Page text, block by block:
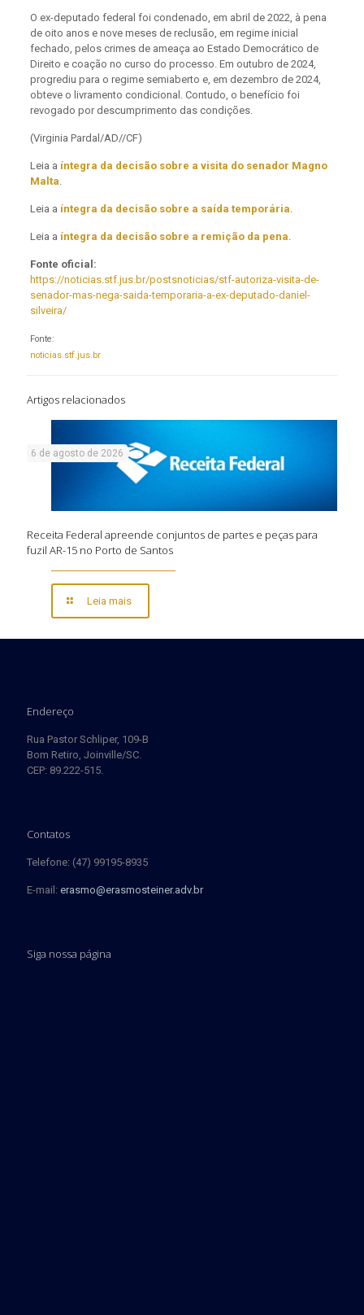
O ex-deputado federal foi condenado, em abril de 2022, à pena
de oito anos e nove meses de reclusão, em regime inicial
fechado, pelos crimes de ameaça ao Estado Democrático de
Direito e coação no curso do processo. Em outubro de 2024,
progrediu para o regime semiaberto e, em dezembro de 2024,
obteve o livramento condicional. Contudo, o benefício foi
revogado por descumprimento das condições.
(Virginia Pardal/AD//CF)
Leia a íntegra da decisão sobre a visita do senador Magno
Malta.
Leia a íntegra da decisão sobre a saída temporária.
Leia a íntegra da decisão sobre a remição da pena.
Fonte oficial:
https://noticias.stf.jus.br/postsnoticias/stf-autoriza-visita-de-
senador-mas-nega-saida-temporaria-a-ex-deputado-daniel-
silveira/
Fonte:
noticias.stf.jus.br
Artigos relacionados
6 de agosto de 2026
Receita Federal apreende conjuntos de partes e peças para
fuzil AR-15 no Porto de Santos
Leia mais
Endereço
Rua Pastor Schliper, 109-B
Bom Retiro, Joinville/SC.
CEP: 89.222-515.
Contatos
Telefone: (47) 99195-8935
E-mail: erasmo@erasmosteiner.adv.br
Siga nossa página